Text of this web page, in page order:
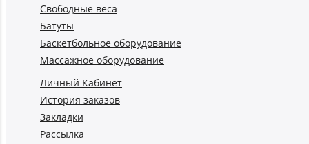
Свободные веса
Батуты
Баскетбольное оборудование
Массажное оборудование
Личный Кабинет
История заказов
Закладки
Рассылка